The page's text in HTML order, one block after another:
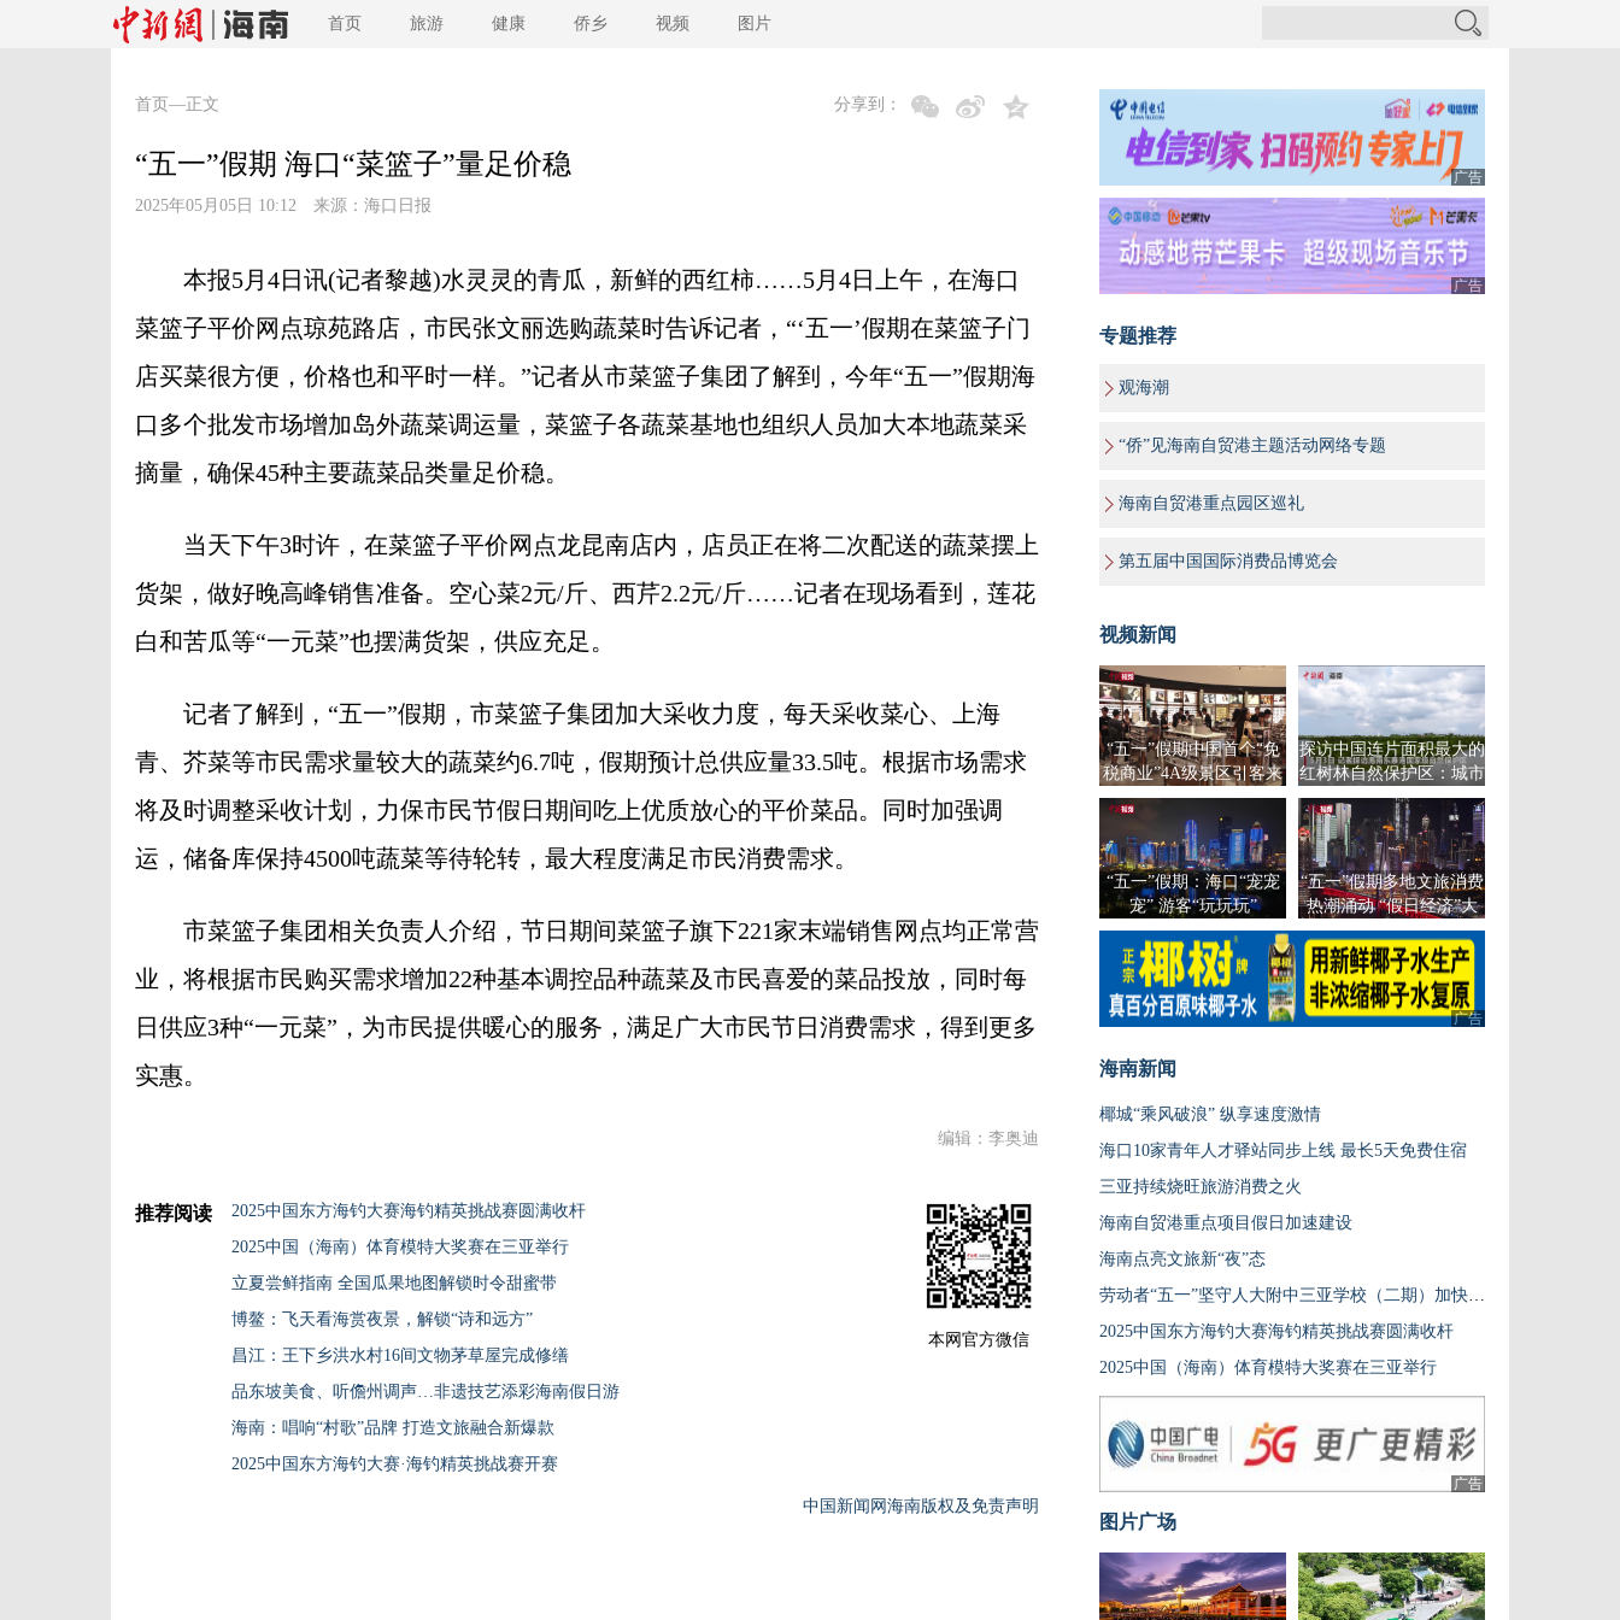
首页 旅游 健康 侨乡 视频 图片
首页 —正文 分享到：
“五一”假期 海口“菜篮子”量足价稳
2025年05月05日 10:12 来源： 海口日报
本报5月4日讯(记者黎越)水灵灵的青瓜，新鲜的西红柿……5月4日上午，在海口
菜篮子平价网点琼苑路店，市民张文丽选购蔬菜时告诉记者，“‘五一’假期在菜篮子门
店买菜很方便，价格也和平时一样。”记者从市菜篮子集团了解到，今年“五一”假期海
口多个批发市场增加岛外蔬菜调运量，菜篮子各蔬菜基地也组织人员加大本地蔬菜采
摘量，确保45种主要蔬菜品类量足价稳。
当天下午3时许，在菜篮子平价网点龙昆南店内，店员正在将二次配送的蔬菜摆上
货架，做好晚高峰销售准备。空心菜2元/斤、西芹2.2元/斤……记者在现场看到，莲花
白和苦瓜等“一元菜”也摆满货架，供应充足。
记者了解到，“五一”假期，市菜篮子集团加大采收力度，每天采收菜心、上海
青、芥菜等市民需求量较大的蔬菜约6.7吨，假期预计总供应量33.5吨。根据市场需求
将及时调整采收计划，力保市民节假日期间吃上优质放心的平价菜品。同时加强调
运，储备库保持4500吨蔬菜等待轮转，最大程度满足市民消费需求。
市菜篮子集团相关负责人介绍，节日期间菜篮子旗下221家末端销售网点均正常营
业，将根据市民购买需求增加22种基本调控品种蔬菜及市民喜爱的菜品投放，同时每
日供应3种“一元菜”，为市民提供暖心的服务，满足广大市民节日消费需求，得到更多
实惠。
编辑：李奥迪
推荐阅读
2025中国东方海钓大赛海钓精英挑战赛圆满收杆
2025中国（海南）体育模特大奖赛在三亚举行
立夏尝鲜指南 全国瓜果地图解锁时令甜蜜带
博鳌：飞天看海赏夜景，解锁“诗和远方”
昌江：王下乡洪水村16间文物茅草屋完成修缮
品东坡美食、听儋州调声…非遗技艺添彩海南假日游
海南：唱响“村歌”品牌 打造文旅融合新爆款
2025中国东方海钓大赛·海钓精英挑战赛开赛
本网官方微信
中国新闻网海南版权及免责声明
广告
广告
专题推荐
观海潮
“侨”见海南自贸港主题活动网络专题
海南自贸港重点园区巡礼
第五届中国国际消费品博览会
视频新闻
“五一”假期中国首个“免
税商业”4A级景区引客来
探访中国连片面积最大的
红树林自然保护区：城市
生态地标
“五一”假期：海口“宠宠
宠” 游客“玩玩玩”
“五一”假期多地文旅消费
热潮涌动 “假日经济”大
放异彩
广告
海南新闻
椰城“乘风破浪” 纵享速度激情
海口10家青年人才驿站同步上线 最长5天免费住宿
三亚持续烧旺旅游消费之火
海南自贸港重点项目假日加速建设
海南点亮文旅新“夜”态
劳动者“五一”坚守人大附中三亚学校（二期）加快项目推进
2025中国东方海钓大赛海钓精英挑战赛圆满收杆
2025中国（海南）体育模特大奖赛在三亚举行
广告
图片广场